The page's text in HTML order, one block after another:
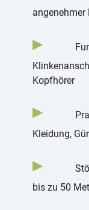
angenehmer
Kopfhörer
Kleidung,
bis zu 50